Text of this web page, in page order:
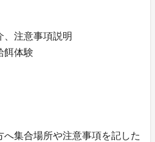
、注意事項説明
餌体験
集合場所や注意事項を記した